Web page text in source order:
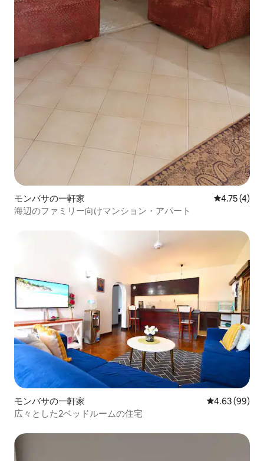
モンバサの一軒家 レビュー4
4.75 (4)
海辺のファミリー向けマンション・アパート
モンバサの一軒家 レビュー99
4.63 (99)
広々とした2ベッドルームの住宅